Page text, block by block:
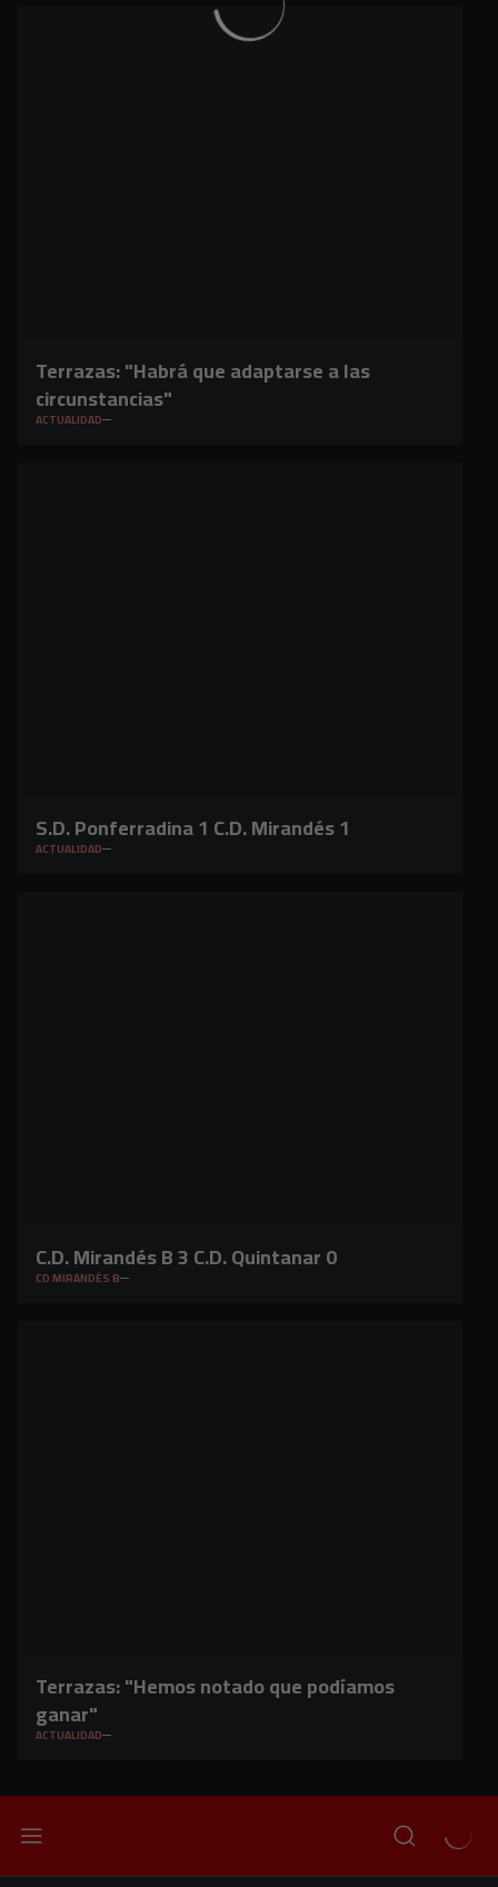
Terrazas: "Habrá que adaptarse a las
circunstancias"
ACTUALIDAD
S.D. Ponferradina 1 C.D. Mirandés 1
ACTUALIDAD
C.D. Mirandés B 3 C.D. Quintanar 0
CD MIRANDÉS B
Terrazas: "Hemos notado que podíamos
ganar"
ACTUALIDAD